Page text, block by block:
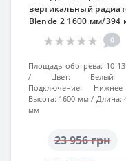
вертикальный
Blende 2 1600 мм/394
белый подкл. №99
0
Площадь обогрева: 10-
Цвет:
Белый
Подключение:
Нижнее
Высота: 1600 мм Длина:
мм
23 956 грн